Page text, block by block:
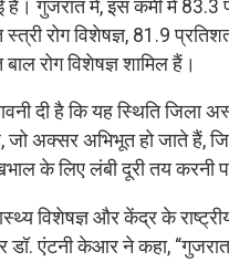
है। गुजरात में, इस कमी में 83.3
रोग विशेषज्ञ, 81.9
रोग विशेषज्ञ शामिल हैं।
दी है कि यह स्थिति जिला
जो अक्सर अभिभूत हो जाते हैं,
के लिए लंबी दूरी तय करनी
विशेषज्ञ और केंद्र के
डॉ. एंटनी केआर ने कहा,